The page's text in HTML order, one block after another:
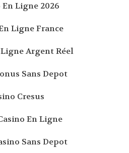
En Ligne 2026
Ligne France
Argent Réel
Sans Depot
Cresus
En Ligne
Sans Depot